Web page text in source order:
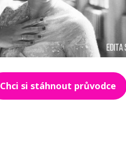
Chci si stáhnout průvodce